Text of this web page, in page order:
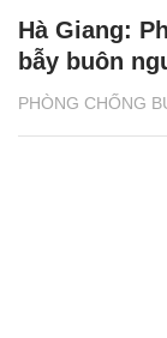
PHÒNG CHỐNG
Hà Giang:
bẫy buôn